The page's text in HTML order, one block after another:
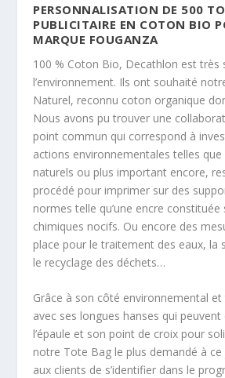
PERSONNALISATION DE 500
PUBLICITAIRE EN COTON BIO
MARQUE FOUGANZA
100 % Coton Bio, Decathlon est très
l’environnement. Ils ont souhaité
Naturel, reconnu coton organique
Nous avons pu trouver une
point commun qui correspond à
actions environnementales telles que
naturels ou plus important encore,
procédé pour imprimer sur des
normes telle qu’une encre constituée
chimiques nocifs. Ou encore des
place pour le traitement des eaux, la
le recyclage des déchets…
Grâce à son côté environnemental
avec ses longues hanses qui
l’épaule et son point de croix pour
notre Tote Bag le plus demandé à
aux clients de s’identifier dans le